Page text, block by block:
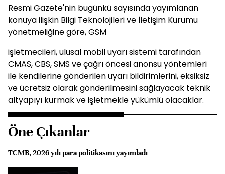
Resmi Gazete'nin bugünkü sayısında yayımlanan
konuya ilişkin Bilgi Teknolojileri ve İletişim Kurumu
yönetmeliğine göre, GSM
işletmecileri, ulusal mobil uyarı sistemi tarafından
CMAS, CBS, SMS ve çağrı öncesi anonsu yöntemleri
ile kendilerine gönderilen uyarı bildirimlerini, eksiksiz
ve ücretsiz olarak gönderilmesini sağlayacak teknik
altyapıyı kurmak ve işletmekle yükümlü olacaklar.
Öne Çıkanlar
TCMB, 2026 yılı para politikasını yayımladı